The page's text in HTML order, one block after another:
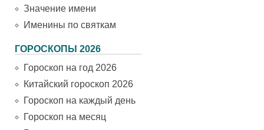
Значение имени
Именины по святкам
ГОРОСКОПЫ 2026
Гороскоп на год 2026
Китайский гороскоп 2026
Гороскоп на каждый день
Гороскоп на месяц